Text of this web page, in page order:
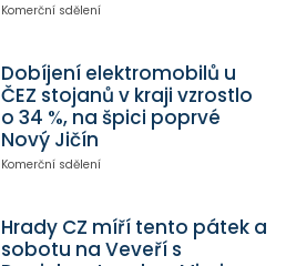
Komerční sdělení
Dobíjení elektromobilů u
ČEZ stojanů v kraji vzrostlo
o 34 %, na špici poprvé
Nový Jičín
Komerční sdělení
Hrady CZ míří tento pátek a
sobotu na Veveří s